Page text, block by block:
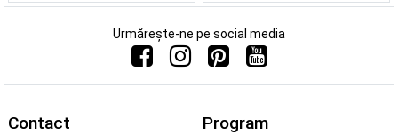
Urmărește-ne pe social media
Contact Program